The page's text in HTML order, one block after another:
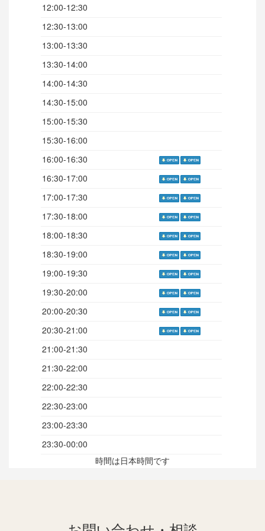
12:00-12:30
12:30-13:00
13:00-13:30
13:30-14:00
14:00-14:30
14:30-15:00
15:00-15:30
15:30-16:00
16:00-16:30
16:30-17:00
17:00-17:30
17:30-18:00
18:00-18:30
18:30-19:00
19:00-19:30
19:30-20:00
20:00-20:30
20:30-21:00
21:00-21:30
21:30-22:00
22:00-22:30
22:30-23:00
23:00-23:30
23:30-00:00
時間は日本時間です